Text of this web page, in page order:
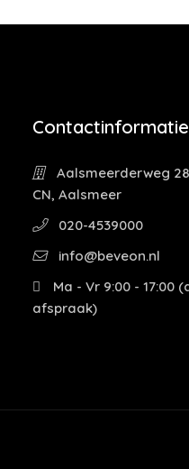
Contactinformatie
Aalsmeerderweg
CN, Aalsmeer
020-4539000
info@beveon.nl
Ma - Vr 9:00 - 17:00
afspraak)